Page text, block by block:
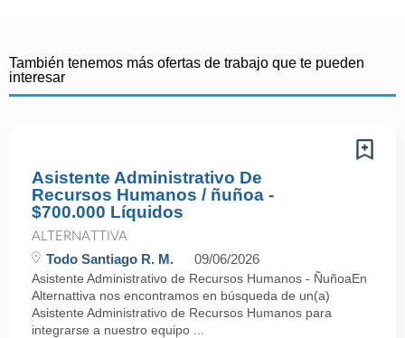
También tenemos más ofertas de trabajo que te pueden
interesar
Asistente Administrativo De
Recursos Humanos / ñuñoa -
$700.000 Líquidos
ALTERNATTIVA
Todo Santiago R. M. 09/06/2026
Asistente Administrativo de Recursos Humanos - ÑuñoaEn
Alternattiva nos encontramos en búsqueda de un(a)
Asistente Administrativo de Recursos Humanos para
integrarse a nuestro equipo ...